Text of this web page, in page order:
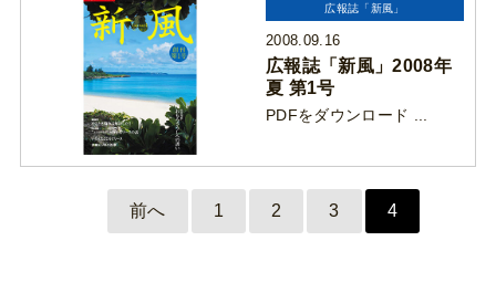
広報誌「新風」
2008.09.16
広報誌「新風」2008年
夏 第1号
PDFをダウンロード ...
前へ 1 2 3 4